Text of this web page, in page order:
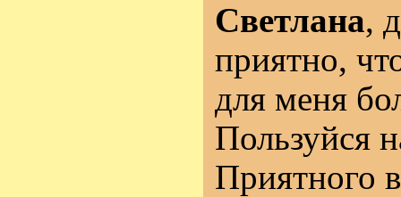
Светлана,
приятно,
для меня
Пользуйся
Приятного